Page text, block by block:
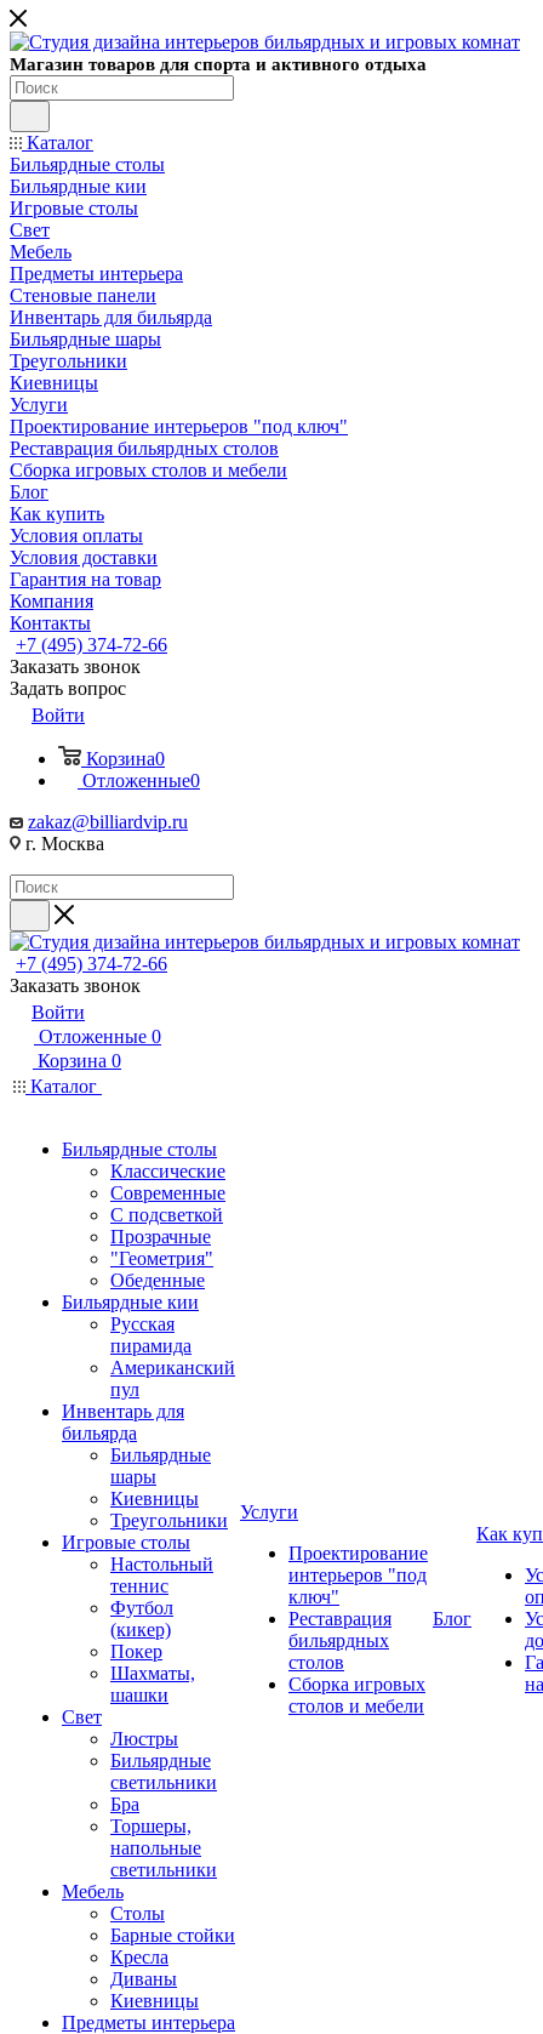
Магазин товаров для спорта и активного отдыха
Каталог
Бильярдные столы
Бильярдные кии
Игровые столы
Свет
Мебель
Предметы интерьера
Стеновые панели
Инвентарь для бильярда
Бильярдные шары
Треугольники
Киевницы
Услуги
Проектирование интерьеров "под ключ"
Реставрация бильярдных столов
Сборка игровых столов и мебели
Блог
Как купить
Условия оплаты
Условия доставки
Гарантия на товар
Компания
Контакты
+7 (495) 374-72-66
Заказать звонок
Задать вопрос
Войти
Корзина0
Отложенные0
zakaz@billiardvip.ru
г. Москва
+7 (495) 374-72-66
Заказать звонок
Войти
Отложенные 0
Корзина 0
Каталог
Бильярдные столы
Классические
Современные
С подсветкой
Прозрачные
"Геометрия"
Обеденные
Бильярдные кии
Русская
пирамида
Американский
пул
Инвентарь для
бильярда
Бильярдные
шары
Киевницы
Треугольники
Игровые столы
Настольный
теннис
Футбол
(кикер)
Покер
Шахматы,
шашки
Свет
Люстры
Бильярдные
светильники
Бра
Торшеры,
напольные
светильники
Мебель
Столы
Барные стойки
Кресла
Диваны
Киевницы
Предметы интерьера
Услуги
Проектирование
интерьеров "под
ключ"
Реставрация
бильярдных
столов
Сборка игровых
столов и мебели
Блог
Как